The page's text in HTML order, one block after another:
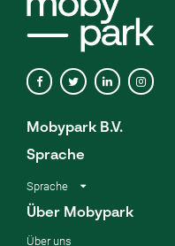
Mobypark B.V.
Sprache
Sprache
Über Mobypark
Über uns